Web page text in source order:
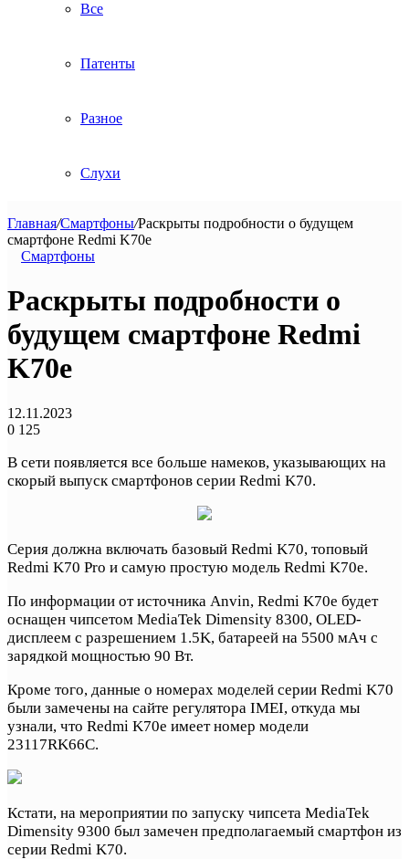
Все
Патенты
Разное
Слухи
Главная/Смартфоны/Раскрыты подробности о будущем
смартфоне Redmi K70e
Смартфоны
Раскрыты подробности о
будущем смартфоне Redmi
K70e
12.11.2023
0 125
В сети появляется все больше намеков, указывающих на
скорый выпуск смартфонов серии Redmi K70.
Серия должна включать базовый Redmi K70, топовый
Redmi K70 Pro и самую простую модель Redmi K70e.
По информации от источника Anvin, Redmi K70e будет
оснащен чипсетом MediaTek Dimensity 8300, OLED-
дисплеем с разрешением 1.5K, батареей на 5500 мАч с
зарядкой мощностью 90 Вт.
Кроме того, данные о номерах моделей серии Redmi K70
были замечены на сайте регулятора IMEI, откуда мы
узнали, что Redmi K70e имеет номер модели
23117RK66C.
Кстати, на мероприятии по запуску чипсета MediaTek
Dimensity 9300 был замечен предполагаемый смартфон из
серии Redmi K70.